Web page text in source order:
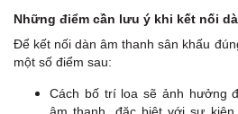
Những điểm cần lưu ý khi kết nối
Để kết nối dàn âm thanh sân khấu
một số điểm sau:
Cách bố trí loa sẽ ảnh hưởng
âm thanh, đặc biệt với sự